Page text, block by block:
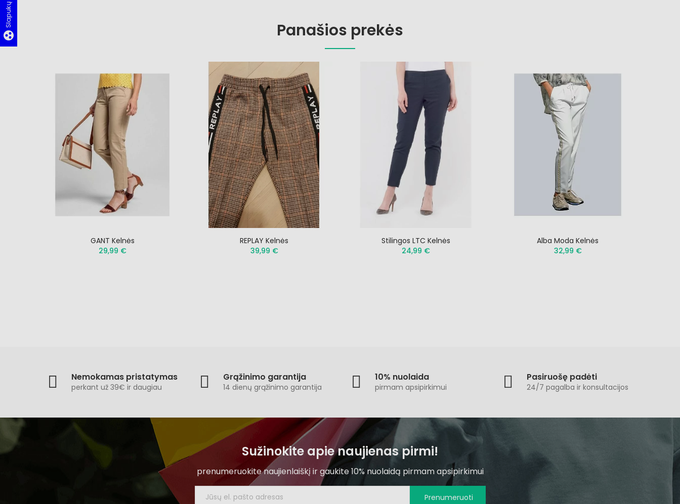
Panašios prekės
GANT Kelnės
29,99 €
REPLAY Kelnės
39,99 €
Stilingos LTC Kelnės
24,99 €
Alba Moda Kelnės
32,99 €
Nemokamas pristatymas
perkant už 39€ ir daugiau
Grąžinimo garantija
14 dienų grąžinimo garantija
10% nuolaida
pirmam apsipirkimui
Pasiruošę padėti
24/7 pagalba ir konsultacijos
Sužinokite apie naujienas pirmi!
prenumeruokite naujienlaiškį ir gaukite 10% nuolaidą pirmam apsipirkimui
Prenumeruoti
group_work